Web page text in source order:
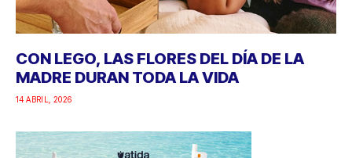
CON LEGO, LAS FLORES DEL DÍA DE LA
MADRE DURAN TODA LA VIDA
14 ABRIL, 2026